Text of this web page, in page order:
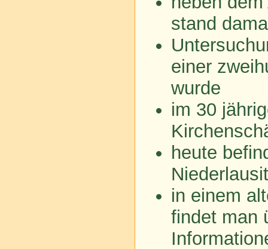
stand
einer
wurde
im 30
heute
in einem
findet man